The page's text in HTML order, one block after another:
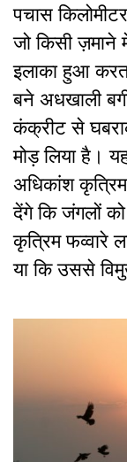
पचास
जो किसी ज़माने
इलाका हुआ
बने अधखाली
कंक्रीट से
मोड़ लिया है।
अधिकांश
देंगे कि जंगलों
कृत्रिम फव्वारे
या कि उससे